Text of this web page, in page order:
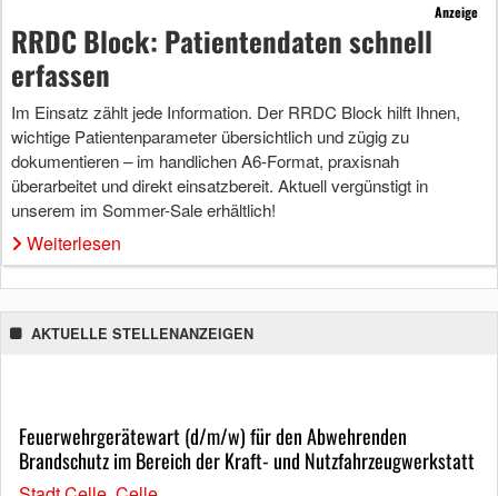
Anzeige
RRDC Block: Patientendaten schnell
erfassen
Im Einsatz zählt jede Information. Der RRDC Block hilft Ihnen,
wichtige Patientenparameter übersichtlich und zügig zu
dokumentieren – im handlichen A6-Format, praxisnah
überarbeitet und direkt einsatzbereit. Aktuell vergünstigt in
unserem im Sommer-Sale erhältlich!
Weiterlesen
AKTUELLE STELLENANZEIGEN
Feuerwehrgerätewart (d/m/w) für den Abwehrenden
Brandschutz im Bereich der Kraft- und Nutzfahrzeugwerkstatt